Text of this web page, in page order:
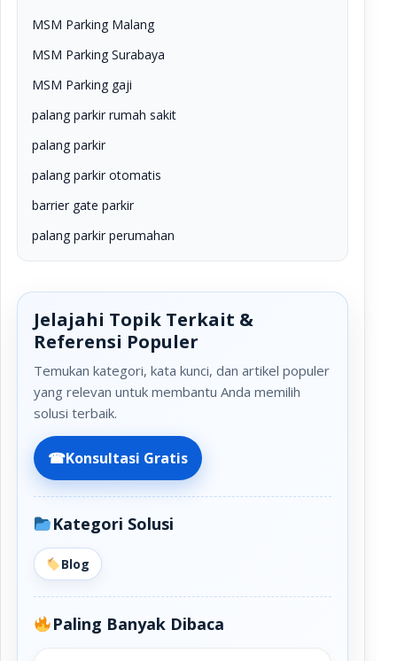
MSM Parking Malang
MSM Parking Surabaya
MSM Parking gaji
palang parkir rumah sakit
palang parkir
palang parkir otomatis
barrier gate parkir
palang parkir perumahan
Jelajahi Topik Terkait &
Referensi Populer
Temukan kategori, kata kunci, dan artikel populer
yang relevan untuk membantu Anda memilih
solusi terbaik.
☎Konsultasi Gratis
Kategori Solusi
Blog
Paling Banyak Dibaca